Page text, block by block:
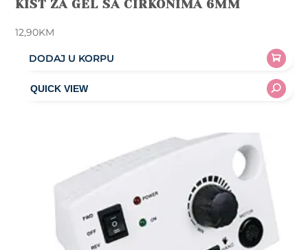
KIST ZA GEL SA CIRKONIMA 6MM
12,90KM
DODAJ U KORPU